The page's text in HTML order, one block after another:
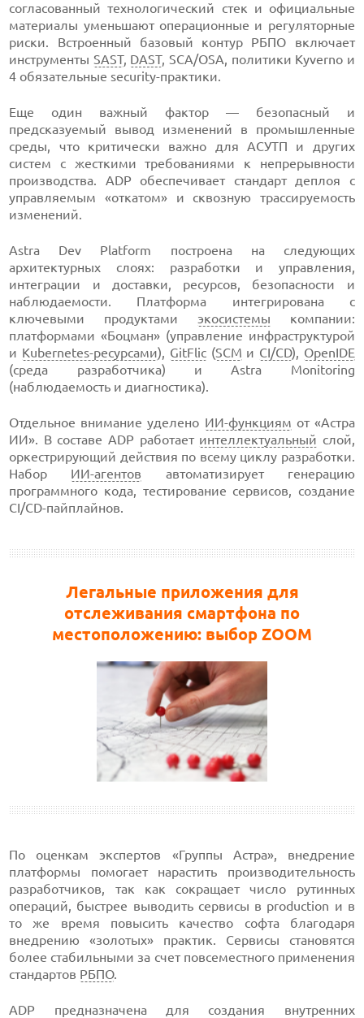
согласованный технологический стек и официальные
материалы уменьшают операционные и регуляторные
риски. Встроенный базовый контур РБПО включает
инструменты SAST, DAST, SCA/OSA, политики Kyverno и
4 обязательные security-практики.
Еще один важный фактор — безопасный и
предсказуемый вывод изменений в промышленные
среды, что критически важно для АСУТП и других
систем с жесткими требованиями к непрерывности
производства. ADP обеспечивает стандарт деплоя с
управляемым «откатом» и сквозную трассируемость
изменений.
Astra Dev Platform построена на следующих
архитектурных слоях: разработки и управления,
интеграции и доставки, ресурсов, безопасности и
наблюдаемости. Платформа интегрирована с
ключевыми продуктами экосистемы компании:
платформами «Боцман» (управление инфраструктурой
и Kubernetes-ресурсами), GitFlic(SCM и CI/CD), OpenIDE
(среда разработчика) и Astra Monitoring
(наблюдаемость и диагностика).
Отдельное внимание уделено ИИ-функциям от «Астра
ИИ». В составе ADP работает интеллектуальный слой,
оркестрирующий действия по всему циклу разработки.
Набор ИИ-агентов автоматизирует генерацию
программного кода, тестирование сервисов, создание
CI/CD-пайплайнов.
Легальные приложения для
отслеживания смартфона по
местоположению: выбор ZOOM
По оценкам экспертов «Группы Астра», внедрение
платформы помогает нарастить производительность
разработчиков, так как сокращает число рутинных
операций, быстрее выводить сервисы в production и в
то же время повысить качество софта благодаря
внедрению «золотых» практик. Сервисы становятся
более стабильными за счет повсеместного применения
стандартов РБПО.
ADP предназначена для создания внутренних